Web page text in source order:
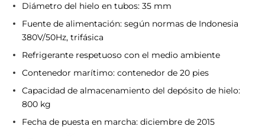
Diámetro del hielo en tubos: 35 mm
Fuente de alimentación: según normas de Indonesia
380V/50Hz, trifásica
Refrigerante respetuoso con el medio ambiente
Contenedor marítimo: contenedor de 20 pies
Capacidad de almacenamiento del depósito de hielo:
800 kg
Fecha de puesta en marcha: diciembre de 2015